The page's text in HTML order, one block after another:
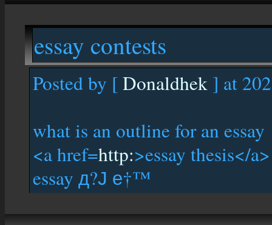
essay contests
Posted by [Donaldhek] at
what is an outline for an essay
<a href=http:>essay thesis</a>
essay д?Ј е†™